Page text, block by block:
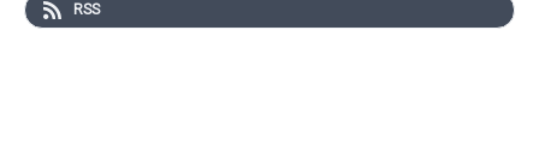
höra om utmaningarna med att driva bolag både i Sverige
RSS